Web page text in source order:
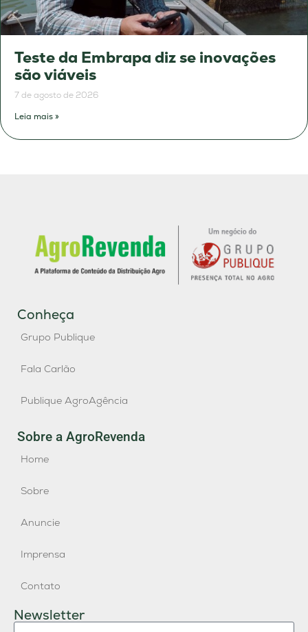
Teste da Embrapa diz se inovações
são viáveis
7 de agosto de 2026
Leia mais »
Conheça
Grupo Publique
Fala Carlão
Publique AgroAgência
Sobre a AgroRevenda
Home
Sobre
Anuncie
Imprensa
Contato
Newsletter